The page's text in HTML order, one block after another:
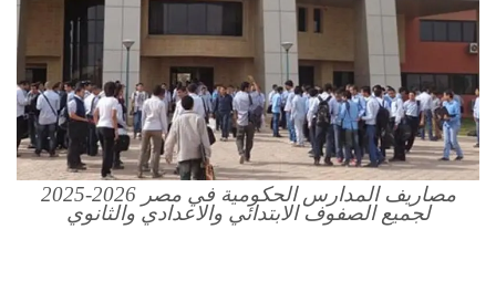
مصاريف المدارس الحكومية في مصر 2026-2025
لجميع الصفوف الابتدائي والاعدادي والثانوي